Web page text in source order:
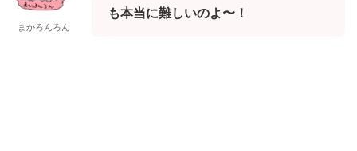
まかろんろん
も本当に難しいのよ〜！